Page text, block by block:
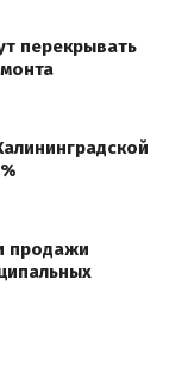
перекрывать
продажи